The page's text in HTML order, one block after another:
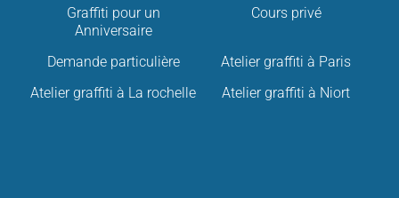
Graffiti pour un
Anniversaire
Cours privé
Demande particulière
Atelier graffiti à Paris
Atelier graffiti à La rochelle
Atelier graffiti à Niort